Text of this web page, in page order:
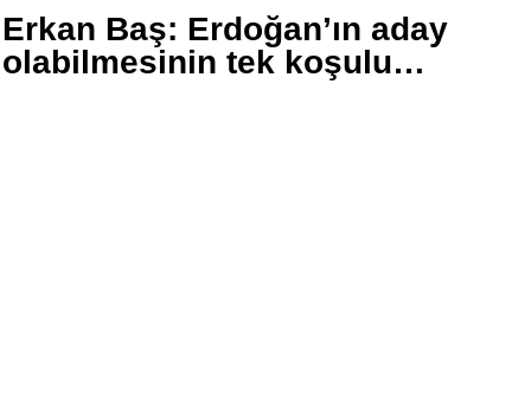
Erkan Baş: Erdoğan’ın aday
olabilmesinin tek koşulu…